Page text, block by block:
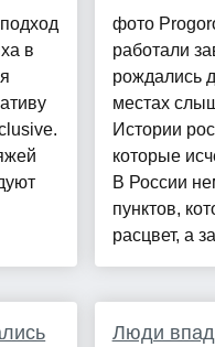
в
фото
работали
рождались
местах
Истории
которые
В России
пунктов,
расцвет, а
Люди